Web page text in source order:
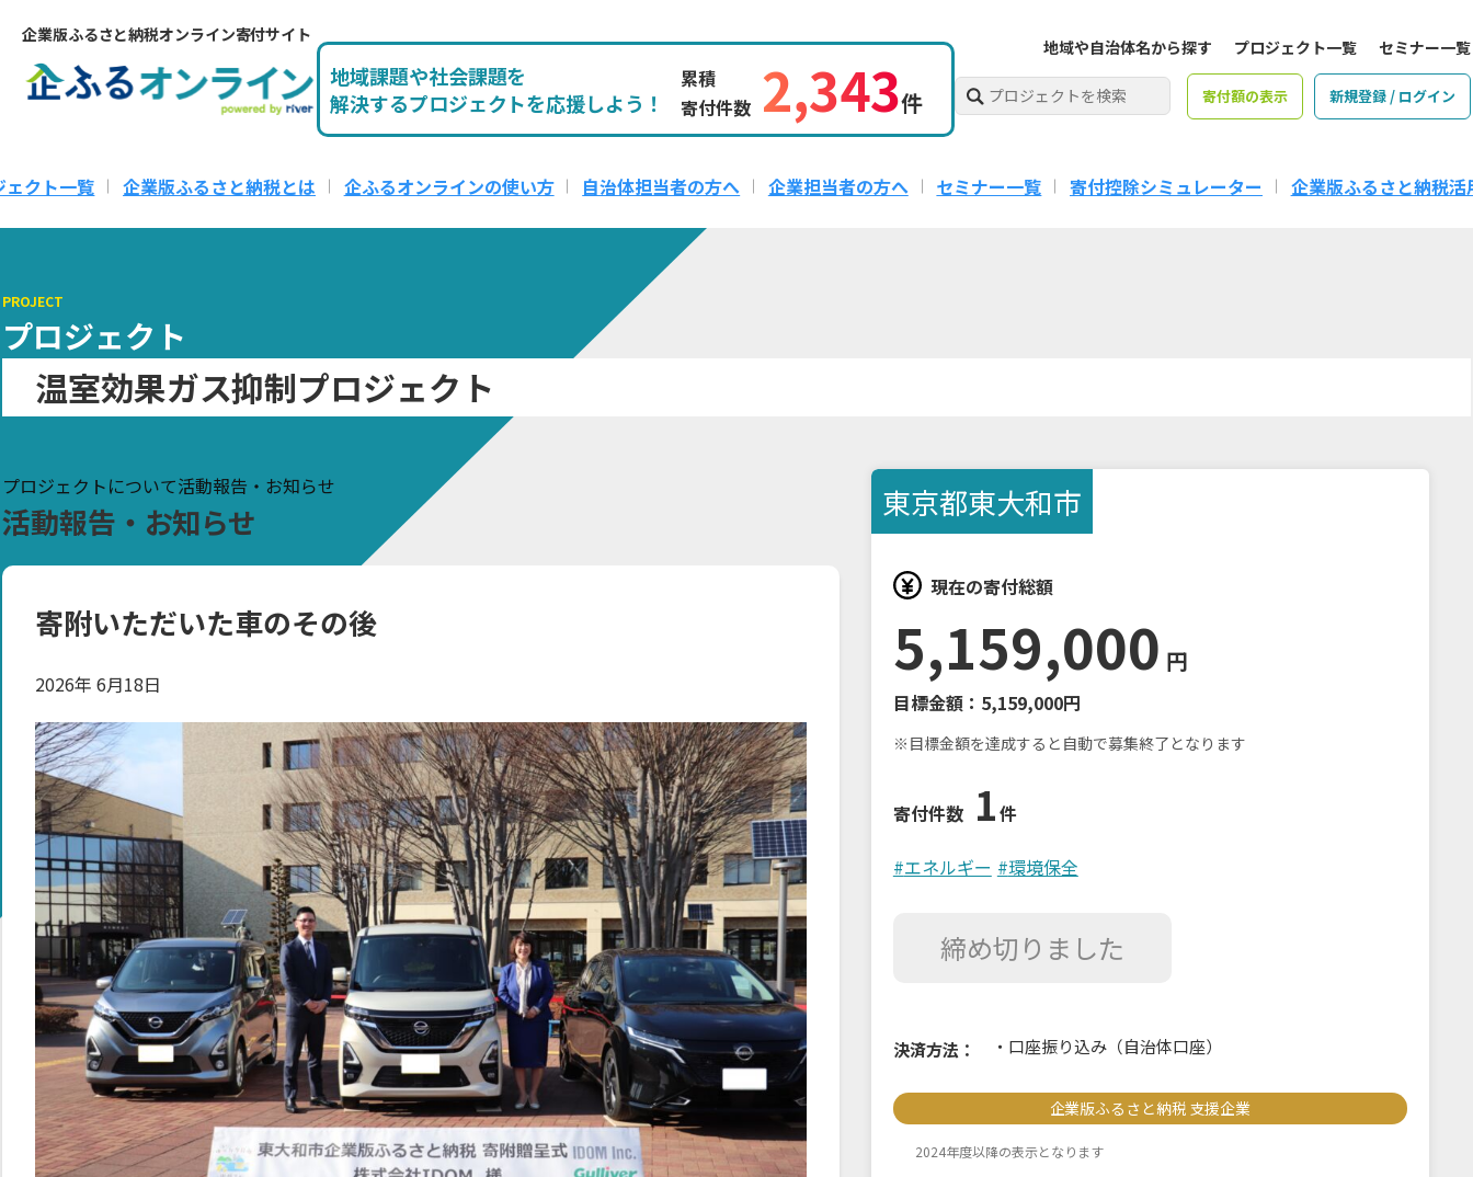
企業版ふるさと納税オンライン寄付サイト
地域課題や社会課題を
解決するプロジェクトを応援しよう！
累積
寄付件数 2,343件
地域や自治体名から探す プロジェクト一覧 セミナー一覧
寄付額の表示 新規登録 / ログイン
ェクト一覧 企業版ふるさと納税とは 企ふるオンラインの使い方 自治体担当者の方へ 企業担当者の方へ セミナー一覧 寄付控除シミュレーター 企業版ふるさと納税活
PROJECT
プロジェクト
温室効果ガス抑制プロジェクト
プロジェクトについて活動報告・お知らせ
活動報告・お知らせ
寄附いただいた車のその後
2026年 6月18日
東京都東大和市
現在の寄付総額
5,159,000 円
目標金額： 5,159,000円
※目標金額を達成すると自動で募集終了となります
寄付件数 1件
#エネルギー #環境保全
締め切りました
決済方法： ・ 口座振り込み（自治体口座）
企業版ふるさと納税 支援企業
2024年度以降の表示となります